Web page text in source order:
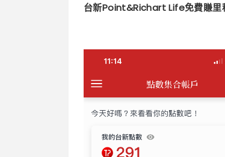
台新Point&Richart Life免費賺